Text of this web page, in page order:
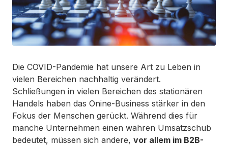
Die COVID-Pandemie hat unsere Art zu Leben in
vielen Bereichen nachhaltig verändert.
Schließungen in vielen Bereichen des stationären
Handels haben das Onine-Business stärker in den
Fokus der Menschen gerückt. Während dies für
manche Unternehmen einen wahren Umsatzschub
bedeutet, müssen sich andere, vor allem im B2B-